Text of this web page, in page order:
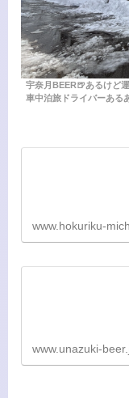
宇奈月BEER🍺あるけど
車中泊旅ドライバーある
www.hokuriku-
www.unazuki-